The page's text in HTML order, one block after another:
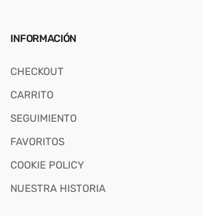
INFORMACIÓN
CHECKOUT
CARRITO
SEGUIMIENTO
FAVORITOS
COOKIE POLICY
NUESTRA HISTORIA